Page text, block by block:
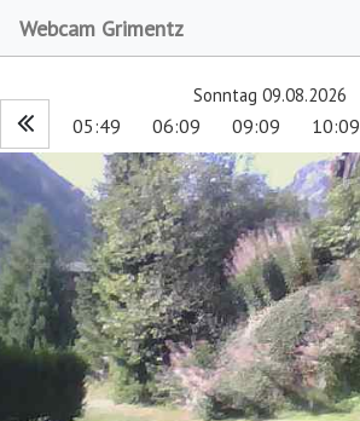
Webcam Grimentz
Sonntag 09.08.2026
05:49 06:09 09:09 10:09